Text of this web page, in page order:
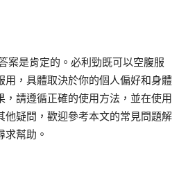
案是肯定的。必利勁既可以空腹服
用，具體取決於你的個人偏好和身體
，請遵循正確的使用方法，並在使用
他疑問，歡迎參考本文的常見問題解
求幫助。